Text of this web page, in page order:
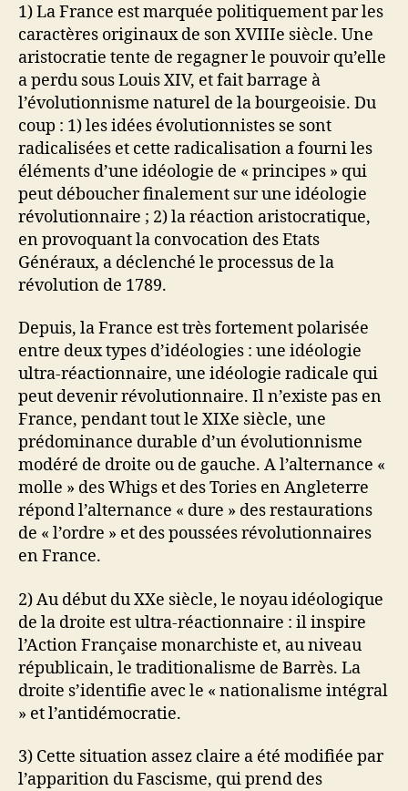
1) La France est marquée politiquement par les
caractères originaux de son XVIIIe siècle. Une
aristocratie tente de regagner le pouvoir qu’elle
a perdu sous Louis XIV, et fait barrage à
l’évolutionnisme naturel de la bourgeoisie. Du
coup : 1) les idées évolutionnistes se sont
radicalisées et cette radicalisation a fourni les
éléments d’une idéologie de « principes » qui
peut déboucher finalement sur une idéologie
révolutionnaire ; 2) la réaction aristocratique,
en provoquant la convocation des Etats
Généraux, a déclenché le processus de la
révolution de 1789.
Depuis, la France est très fortement polarisée
entre deux types d’idéologies : une idéologie
ultra-réactionnaire, une idéologie radicale qui
peut devenir révolutionnaire. Il n’existe pas en
France, pendant tout le XIXe siècle, une
prédominance durable d’un évolutionnisme
modéré de droite ou de gauche. A l’alternance «
molle » des Whigs et des Tories en Angleterre
répond l’alternance « dure » des restaurations
de « l’ordre » et des poussées révolutionnaires
en France.
2) Au début du XXe siècle, le noyau idéologique
de la droite est ultra-réactionnaire : il inspire
l’Action Française monarchiste et, au niveau
républicain, le traditionalisme de Barrès. La
droite s’identifie avec le « nationalisme intégral
» et l’antidémocratie.
3) Cette situation assez claire a été modifiée par
l’apparition du Fascisme, qui prend des